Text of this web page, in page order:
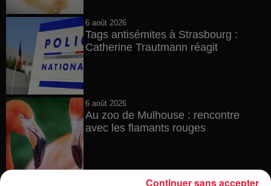
6 août 2026
Tags antisémites à Strasbourg :
Catherine Trautmann réagit
6 août 2026
Au zoo de Mulhouse : rencontre
avec les flamants rouges
Continuer sans accepter